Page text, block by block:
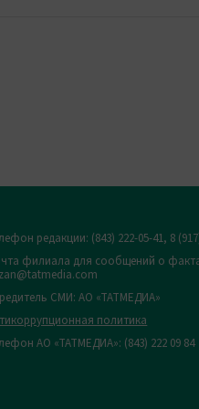
редакции: (843) 222-05-41, 8
филиала для сообщений о
СМИ: АО «ТАТМЕДИА»
политика
АО «ТАТМЕДИА»: (843) 222 09 84